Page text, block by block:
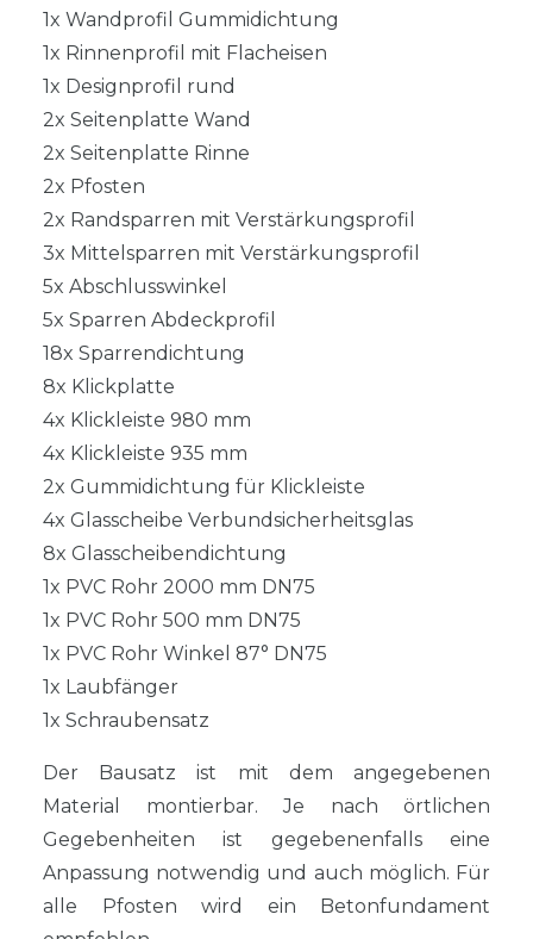
1x Wandprofil Gummidichtung
1x Rinnenprofil mit Flacheisen
1x Designprofil rund
2x Seitenplatte Wand
2x Seitenplatte Rinne
2x Pfosten
2x Randsparren mit Verstärkungsprofil
3x Mittelsparren mit Verstärkungsprofil
5x Abschlusswinkel
5x Sparren Abdeckprofil
18x Sparrendichtung
8x Klickplatte
4x Klickleiste 980 mm
4x Klickleiste 935 mm
2x Gummidichtung für Klickleiste
4x Glasscheibe Verbundsicherheitsglas
8x Glasscheibendichtung
1x PVC Rohr 2000 mm DN75
1x PVC Rohr 500 mm DN75
1x PVC Rohr Winkel 87° DN75
1x Laubfänger
1x Schraubensatz
Der Bausatz ist mit dem angegebenen
Material montierbar. Je nach örtlichen
Gegebenheiten ist gegebenenfalls eine
Anpassung notwendig und auch möglich. Für
alle Pfosten wird ein Betonfundament